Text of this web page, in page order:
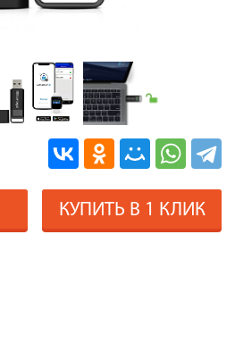
КУПИТЬ В 1 КЛИК